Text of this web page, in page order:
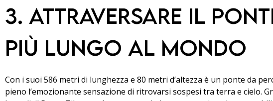
3. Attraversare il
più lungo al mondo
Con i suoi 586 metri di lunghezza e 80 metri d’altezza è un ponte da
pieno l’emozionante sensazione di ritrovarsi sospesi tra terra e cielo.